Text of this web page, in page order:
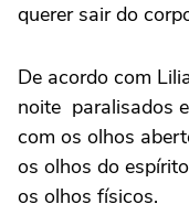
querer sair do
De acordo com
noite paralisados
com os olhos
os olhos do
os olhos físicos.